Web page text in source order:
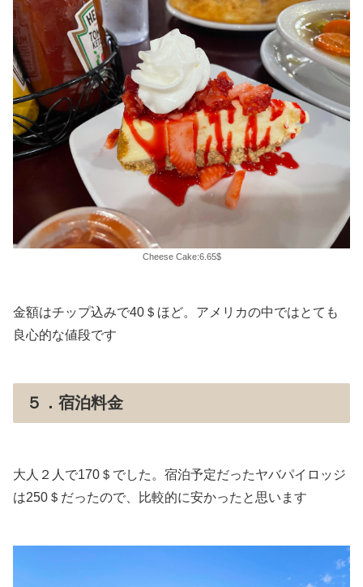
Cheese Cake:6.65$
金額はチップ込みで40＄ほど。アメリカの中ではとても
良心的な値段です
５．宿泊料金
大人２人で170＄でした。宿泊予定だったヤバパイロッジ
は250＄だったので、比較的に安かったと思います